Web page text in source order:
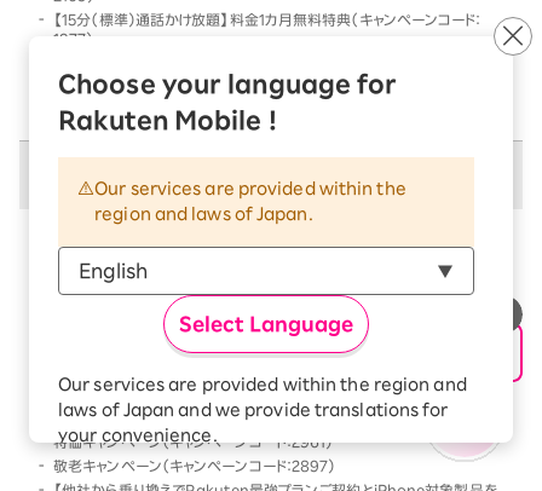
Choose your language for
Rakuten Mobile !
Our services are provided within the
region and laws of Japan.
Select Language
Our services are provided within the region and
laws of Japan and we provide translations for
your convenience.
The Japanese version of our websites and
applications, in which include Rakuten
【15分（標準）通話かけ放題】料金1カ月無料特典（キャンペーンコード：
1977）
括払いもしくは24回払いのご購入で割引キャンペーン（キャンペーンコー
以下のキャンペーンは、併用不可となります
本キャンペーン条件を満たす前、または満たした後に、
以下のキャンペーンの条件を満たした場合には、以下の
キャンペーンのみが優先的に適用となります
Rakutenオリジナル製品 1円キャンペーン（キャンペーンコード：2808）
「Rakuten最強プラン契約＆Android買い替え超トクプログラム利用」
特価キャンペーン（キャンペーンコード：2961）
敬老キャンペーン（キャンペーンコード：2897）